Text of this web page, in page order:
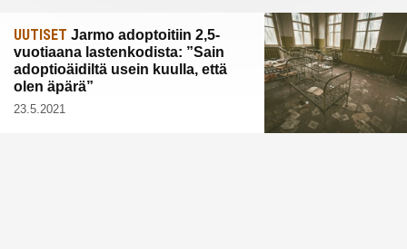
UUTISET Jarmo adoptoitiin 2,5-
vuotiaana lastenkodista: ”Sain
adoptioäidiltä usein kuulla, että
olen äpärä”
23.5.2021